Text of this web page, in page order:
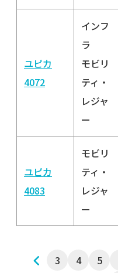
ユピカ
4072
インフ
ラ
モビリ
ティ・
レジャ
ー
ユピカ
4083
モビリ
ティ・
レジャ
ー
前へ
3 4 5